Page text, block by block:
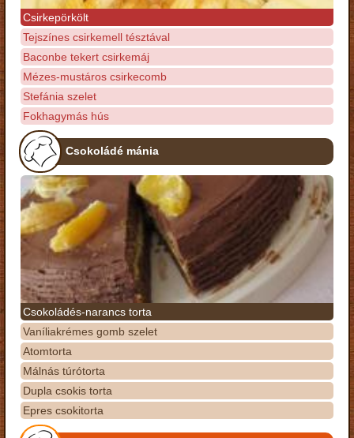
Csirkepörkölt
Tejszínes csirkemell tésztával
Baconbe tekert csirkemáj
Mézes-mustáros csirkecomb
Stefánia szelet
Fokhagymás hús
Csokoládé mánia
Csokoládés-narancs torta
Vaníliakrémes gomb szelet
Atomtorta
Málnás túrótorta
Dupla csokis torta
Epres csokitorta